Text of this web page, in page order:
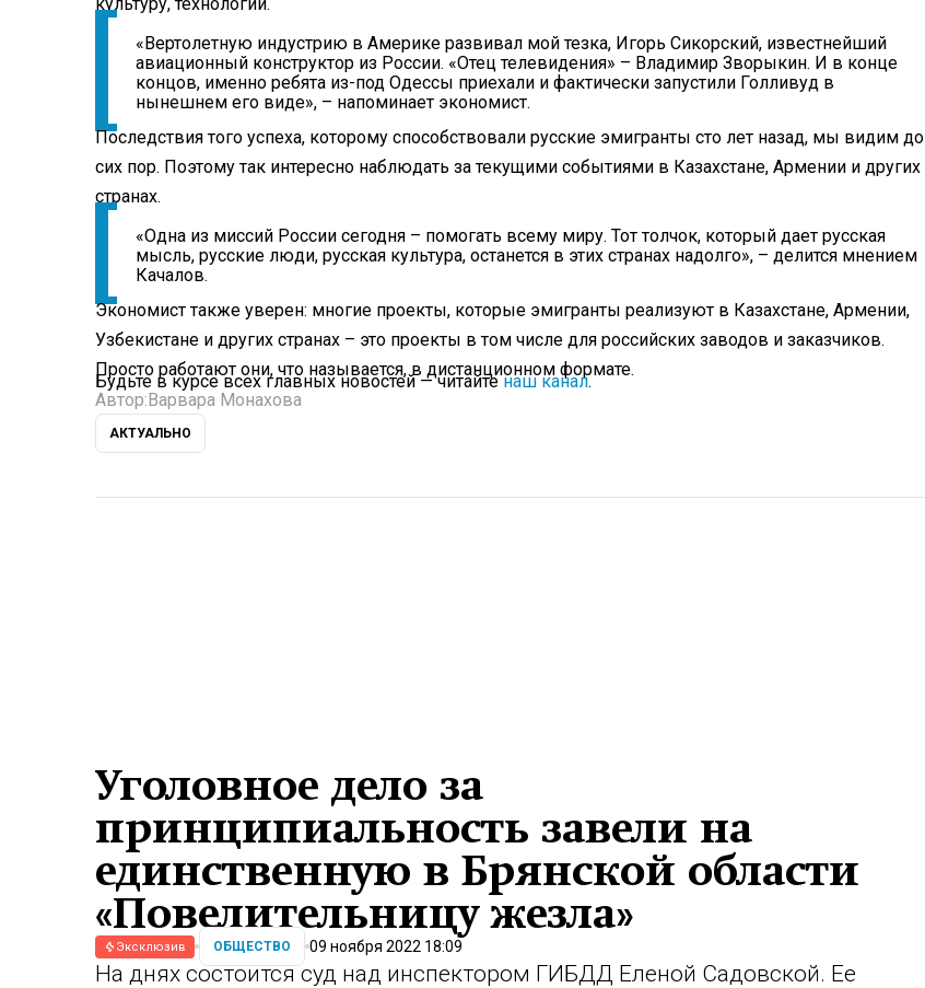
культуру, технологии.
«Вертолетную индустрию в Америке развивал мой тезка, Игорь Сикорский, известнейший
авиационный конструктор из России. «Отец телевидения» – Владимир Зворыкин. И в конце
концов, именно ребята из-под Одессы приехали и фактически запустили Голливуд в
нынешнем его виде», – напоминает экономист.
Последствия того успеха, которому способствовали русские эмигранты сто лет назад, мы видим до
сих пор. Поэтому так интересно наблюдать за текущими событиями в Казахстане, Армении и других
странах.
«Одна из миссий России сегодня – помогать всему миру. Тот толчок, который дает русская
мысль, русские люди, русская культура, останется в этих странах надолго», – делится мнением
Качалов.
Экономист также уверен: многие проекты, которые эмигранты реализуют в Казахстане, Армении,
Узбекистане и других странах – это проекты в том числе для российских заводов и заказчиков.
Просто работают они, что называется, в дистанционном формате.
Будьте в курсе всех главных новостей — читайтенаш канал.
Автор: Варвара Монахова
АКТУАЛЬНО
Уголовное дело за
принципиальность завели на
единственную в Брянской области
«Повелительницу жезла»
Эксклюзив ОБЩЕСТВО 09 ноября 2022 18:09
На днях состоится суд над инспектором ГИБДД Еленой Садовской. Ее